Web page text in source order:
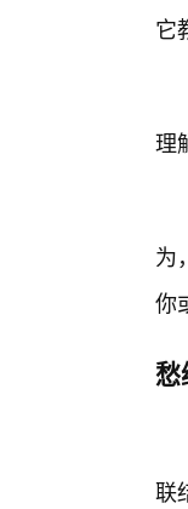
它
理
为
你
愁
联